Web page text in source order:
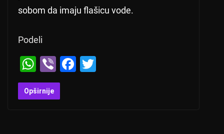
sobom da imaju flašicu vode.
Podeli
W
h
at
Vi
b
er
F
Opširnije